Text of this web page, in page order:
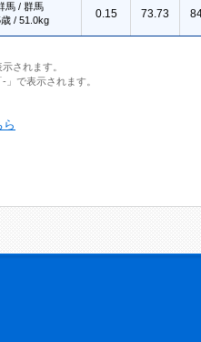
馬 / 群馬
/ 51.0kg
0.15
73.73
されます。
で表示されます。